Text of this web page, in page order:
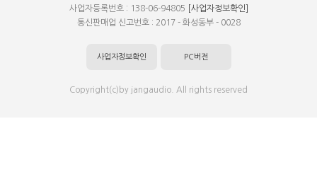
사업자등록번호 : 138-06-94805
[사업자정보확인]
통신판매업 신고번호 : 2017 - 화성동부 - 0028
사업자정보확인 PC버전
Copyright(c)by jangaudio. All rights reserved